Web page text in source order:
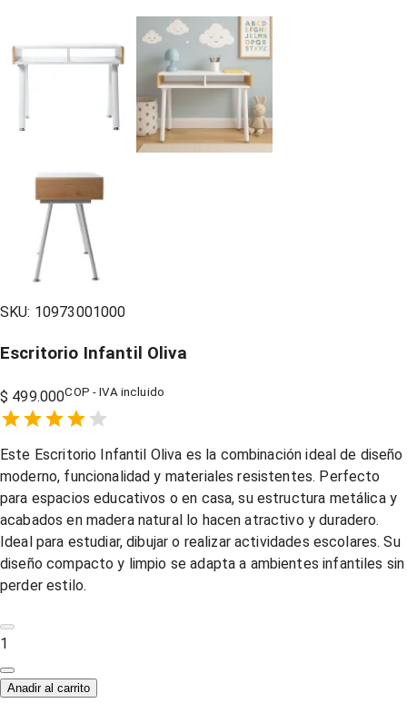
SKU: 10973001000
Escritorio Infantil Oliva
$ 499.000COP - IVA incluido
1 Star,
2 Stars,
3 Stars,
4 Stars,
5 Stars,
Este Escritorio Infantil Oliva es la combinación ideal de diseño
moderno, funcionalidad y materiales resistentes. Perfecto
para espacios educativos o en casa, su estructura metálica y
acabados en madera natural lo hacen atractivo y duradero.
Ideal para estudiar, dibujar o realizar actividades escolares. Su
diseño compacto y limpio se adapta a ambientes infantiles sin
perder estilo.
1
Anadir al carrito